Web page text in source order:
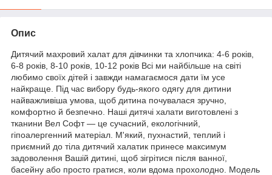
Опис
Дитячий махровий халат для дівчинки та хлопчика: 4-6 років,
6-8 років, 8-10 років, 10-12 років Всі ми найбільше на світі
любимо своїх дітей і завжди намагаємося дати їм усе
найкраще. Під час вибору будь-якого одягу для дитини
найважливіша умова, щоб дитина почувалася зручно,
комфортно й безпечно. Наші дитячі халати виготовлені з
тканини Вел Софт — це сучасний, екологічний,
гіпоалергенний матеріал. М'який, пухнастий, теплий і
приємний до тіла дитячий халатик принесе максимум
задоволення Вашій дитині, щоб зігрітися після ванної,
басейну або просто гратися, коли вдома прохолодно. Модель